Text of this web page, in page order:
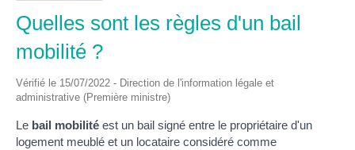
Quelles sont les règles d'un bail
mobilité ?
Vérifié le 15/07/2022 - Direction de l'information légale et
administrative (Première ministre)
Le bail mobilité est un bail signé entre le propriétaire d'un
logement meublé et un locataire considéré comme